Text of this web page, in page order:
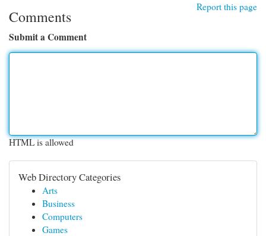
Report this page
Comments
Submit a Comment
HTML is allowed
Web Directory Categories
Arts
Business
Computers
Games